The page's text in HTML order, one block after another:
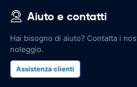
Aiuto e contatti
Hai bisogno di aiuto? Contatta i
noleggio.
Assistenza clienti